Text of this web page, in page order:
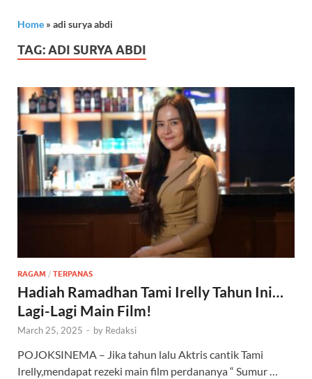
Home » adi surya abdi
TAG:ADI SURYA ABDI
RAGAM / TERPANAS
Hadiah Ramadhan Tami Irelly Tahun Ini…
Lagi-Lagi Main Film!
March 25, 2025 - by Redaksi
POJOKSINEMA – Jika tahun lalu Aktris cantik Tami
Irelly,mendapat rezeki main film perdananya “ Sumur …